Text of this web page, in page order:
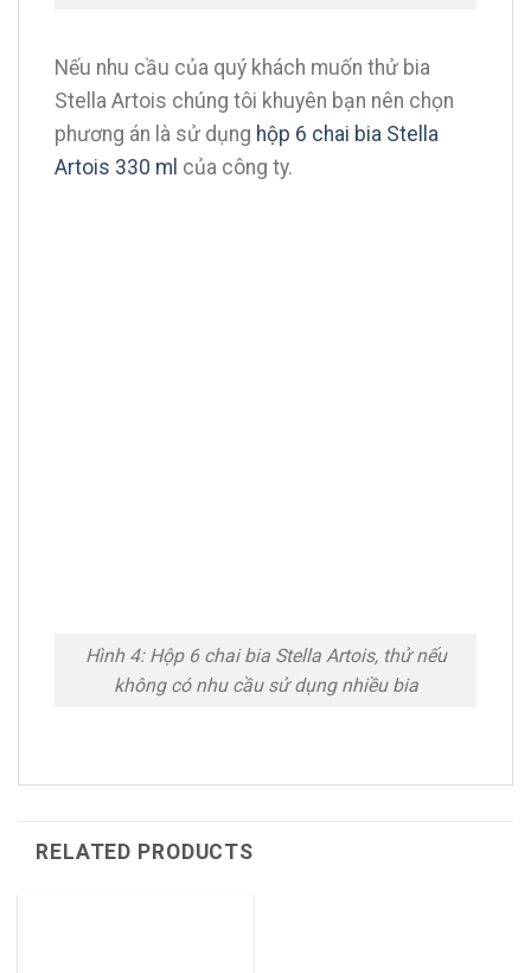
Nếu nhu cầu của quý khách muốn thử bia
Stella Artois chúng tôi khuyên bạn nên chọn
phương án là sử dụng hộp 6 chai bia Stella
Artois 330 ml của công ty.
Hình 4: Hộp 6 chai bia Stella Artois, thử nếu
không có nhu cầu sử dụng nhiều bia
RELATED PRODUCTS